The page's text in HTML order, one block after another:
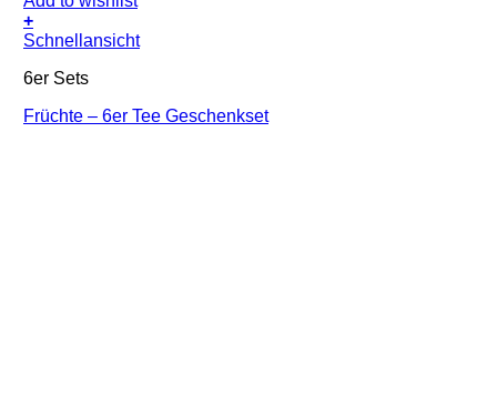
+
Schnellansicht
6er Sets
Früchte – 6er Tee Geschenkset